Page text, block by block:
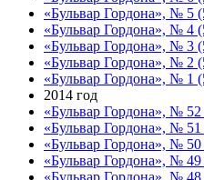
«Бульвар Гордона», № 5
«Бульвар Гордона», № 4
«Бульвар Гордона», № 3
«Бульвар Гордона», № 2
«Бульвар Гордона», № 1
2014 год
«Бульвар Гордона», № 52
«Бульвар Гордона», № 51
«Бульвар Гордона», № 50
«Бульвар Гордона», № 49
«Бульвар Гордона», № 48